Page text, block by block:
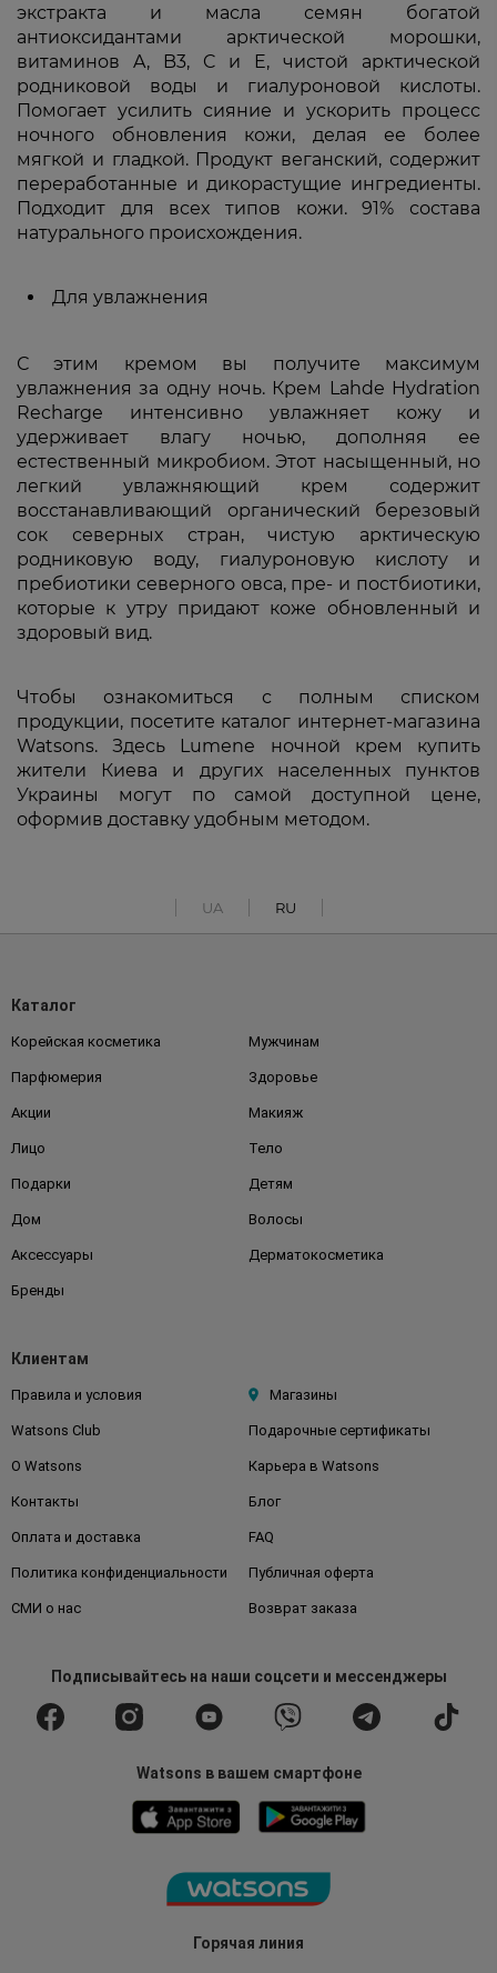
экстракта и масла семян богатой
антиоксидантами арктической морошки,
витаминов A, B3, C и E, чистой арктической
родниковой воды и гиалуроновой кислоты.
Помогает усилить сияние и ускорить процесс
ночного обновления кожи, делая ее более
мягкой и гладкой. Продукт веганский, содержит
переработанные и дикорастущие ингредиенты.
Подходит для всех типов кожи. 91% состава
натурального происхождения.
Для увлажнения
С этим кремом вы получите максимум
увлажнения за одну ночь. Крем Lahde Hydration
Recharge интенсивно увлажняет кожу и
удерживает влагу ночью, дополняя ее
естественный микробиом. Этот насыщенный, но
легкий увлажняющий крем содержит
восстанавливающий органический березовый
сок северных стран, чистую арктическую
родниковую воду, гиалуроновую кислоту и
пребиотики северного овса, пре- и постбиотики,
которые к утру придают коже обновленный и
здоровый вид.
Чтобы ознакомиться с полным списком
продукции, посетите каталог интернет-магазина
Watsons. Здесь Lumene ночной крем купить
жители Киева и других населенных пунктов
Украины могут по самой доступной цене,
оформив доставку удобным методом.
UA RU
Горячая линия
Каталог
Корейская косметика Мужчинам
Парфюмерия Здоровье
Акции Макияж
Лицо Тело
Подарки Детям
Дом Волосы
Аксессуары Дерматокосметика
Бренды
Клиентам
Правила и условия Магазины
Watsons Club Подарочные сертификаты
О Watsons Карьера в Watsons
Контакты Блог
Оплата и доставка FAQ
Политика конфиденциальности Публичная оферта
СМИ о нас Возврат заказа
Подписывайтесьна наши соцсети и мессенджеры
Watsons в вашем смартфоне